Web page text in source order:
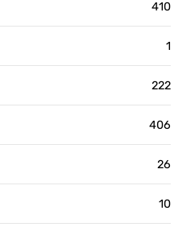
410
1
222
406
26
10